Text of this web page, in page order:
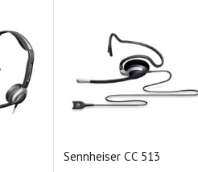
Sennheiser CC 513